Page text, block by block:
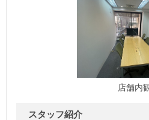
店舗内
スタッフ紹介